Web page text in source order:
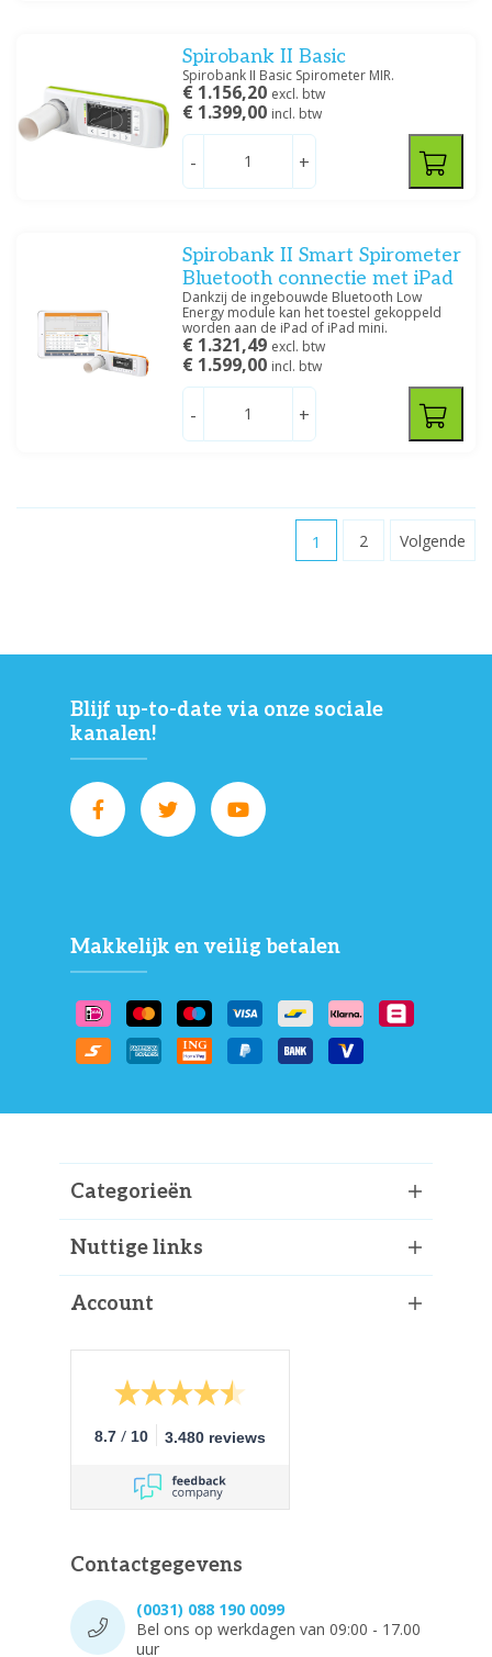
Spirobank II Basic
Spirobank II Basic Spirometer MIR.
€ 1.156,20 excl. btw
€ 1.399,00 incl. btw
- +
Spirobank II Smart Spirometer
Bluetooth connectie met iPad
Dankzij de ingebouwde Bluetooth Low
Energy module kan het toestel gekoppeld
worden aan de iPad of iPad mini.
€ 1.321,49 excl. btw
€ 1.599,00 incl. btw
- +
1 2 Volgende
Blijf up-to-date via onze sociale
kanalen!
Makkelijk en veilig betalen
Categorieën
Nuttige links
Account
8.7 / 10 3.480 reviews
Contactgegevens
(0031) 088 190 0099
Bel ons op werkdagen van 09:00 - 17.00
uur